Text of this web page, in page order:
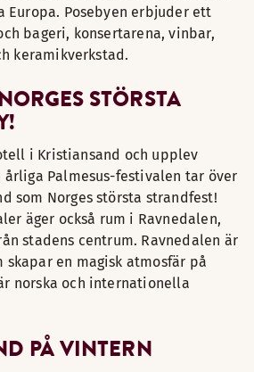
Europa. Posebyen erbjuder ett
bageri, konsertarena, vinbar,
keramikverkstad.
STÖRSTA
i Kristiansand och upplev
årliga Palmesus-festivalen tar över
som Norges största strandfest!
äger också rum i Ravnedalen,
stadens centrum. Ravnedalen är
skapar en magisk atmosfär på
norska och internationella
PÅ VINTERN